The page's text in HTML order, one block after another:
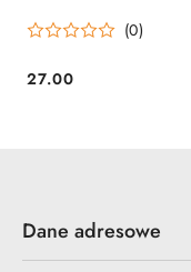
(0)
Cena:
27.00
Dane adresowe